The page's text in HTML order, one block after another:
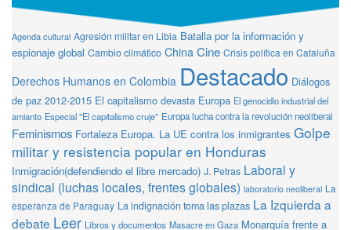
Agenda cultural Agresión militar en Libia Batalla por la información y
espionaje global Cambio climático China Cine Crisis política en Cataluña
Derechos Humanos en Colombia Destacado Diálogos
de paz 2012-2015 El capitalismo devasta Europa El genocidio industrial del
amianto Especial "El capitalismo cruje" Europa lucha contra la revolución neoliberal
Feminismos Fortaleza Europa. La UE contra los inmigrantes Golpe
militar y resistencia popular en Honduras
Inmigración(defendiendo el libre mercado) J. Petras Laboral y
sindical (luchas locales, frentes globales) laboratorio neoliberal La
esperanza de Paraguay La indignación toma las plazas La Izquierda a
debate Leer Libros y documentos Masacre en Gaza Monarquía frente a